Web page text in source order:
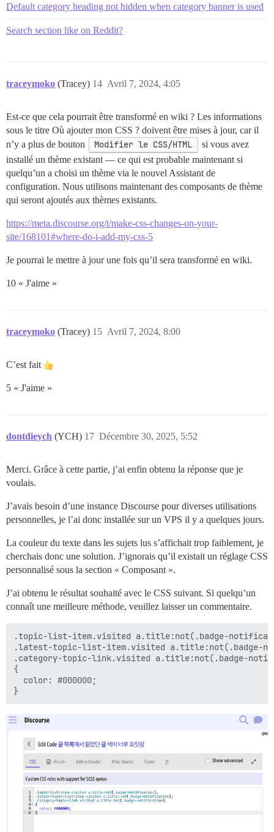
Default category heading not hidden when category banner is used
Search section like on Reddit?
traceymoko (Tracey) Avril 7, 2024, 4:05
14
Est-ce que cela pourrait être transformé en wiki ? Les informations
sous le titre Où ajouter mon CSS ? doivent être mises à jour, car il
n’y a plus de bouton
Modifier le CSS/HTML
si vous avez
installé un thème existant — ce qui est probable maintenant si
quelqu’un a choisi un thème via le nouvel Assistant de
configuration. Nous utilisons maintenant des composants de thème
qui seront ajoutés aux thèmes existants.
https://meta.discourse.org/t/make-css-changes-on-your-
site/168101#where-do-i-add-my-css-5
Je pourrai le mettre à jour une fois qu’il sera transformé en wiki.
10 « J'aime »
traceymoko (Tracey) Avril 7, 2024, 8:00
15
C’est fait
5 « J'aime »
dontdieych (YCH) Décembre 30, 2025, 5:52
17
Merci. Grâce à cette partie, j’ai enfin obtenu la réponse que je
voulais.
J’avais besoin d’une instance Discourse pour diverses utilisations
personnelles, je l’ai donc installée sur un VPS il y a quelques jours.
La couleur du texte dans les sujets lus s’affichait trop faiblement, je
cherchais donc une solution. J’ignorais qu’il existait un réglage CSS
personnalisé sous la section « Composant ».
J’ai obtenu le résultat souhaité avec le CSS suivant. Si quelqu’un
connaît une meilleure méthode, veuillez laisser un commentaire.
.topic-list-item.visited a.title:not(.badge-
.latest-topic-list-item.visited a.title:not(.badge-
.category-topic-link.visited a.title:not(.badge-
{
  color: #000000;